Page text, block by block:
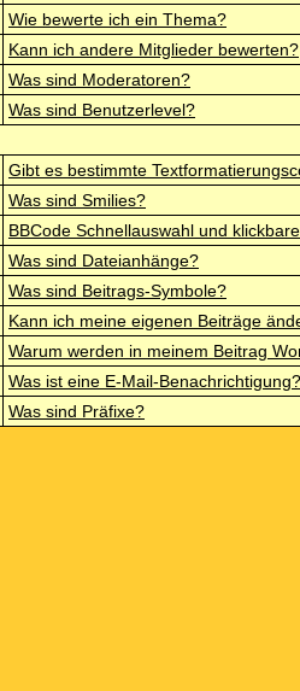
Wie bewerte ich ein Thema?
Kann ich andere Mitglieder bewerten?
Was sind Moderatoren?
Was sind Benutzerlevel?
Gibt es bestimmte
Was sind Smilies?
BBCode Schnellauswahl und
Was sind Dateianhänge?
Was sind Beitrags-Symbole?
Kann ich meine eigenen Beiträge
Warum werden in meinem Beitrag
Was ist eine E-Mail-Benachrichtigung?
Was sind Präfixe?